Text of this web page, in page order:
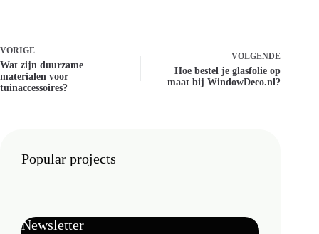
VORIGE
Wat zijn duurzame
materialen voor
tuinaccessoires?
VOLGENDE
Hoe bestel je glasfolie op
maat bij WindowDeco.nl?
Popular projects
Newsletter